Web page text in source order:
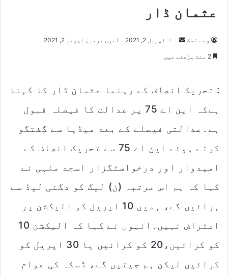
عثمان ڈار
ویب ڈسک
Send
اپریل 2, 2021 آخری ترمیم اپریل 2, 2021
: تحریک انصاف کے رہنما عثمان ڈار کا کہنا
ہےکہ این اے 75 پر عدالت کا فیصلہ قبول
ہے۔عدالتی فیصلے کے بعد میڈیا سے گفتگو
کرتے ہوئے این اے 75 سے تحریک انصاف کے
امیدوار اور درخواستگزار اسجد ملہی نے
کہا کہ ہم اس مرتبہ (ن) لیگ کو دگنی لیڈ سے
ہرائیں گے، ہمیں 10 اپریل کو الیکشن پر
اعتراض نہیں۔انہوں نے کہا کہ الیکشن 10
کو کرائیں،20 کو کرائیں یا 30 اپریل کو
کرائیں لیکن ہم جیتیں گے، ڈسکہ کی عوام